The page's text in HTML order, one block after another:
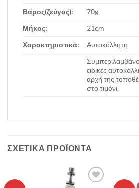
Βάρος(ζεύγος):
70g
Μήκος:
21cm
Χαρακτηριστικά:
Αυτοκόλλητη
ειδικές
αρχή της
στο τιμόνι.
ΣΧΕΤΙΚΆ ΠΡΟΪΌΝΤΑ